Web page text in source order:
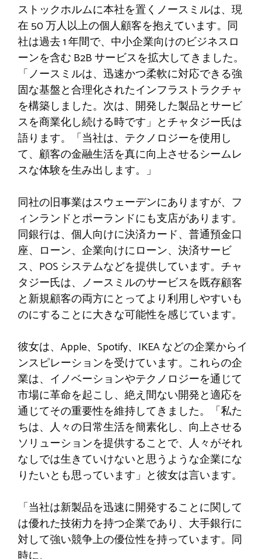
ストックホルムに本社を置くノースミルは、現
在 50 万人以上の個人顧客を抱えています。同
社は過去 1 年間で、中小企業向けのビジネスロ
ーンを含む B2B サービスを拡大してきました。
「ノースミルは、迅速かつ柔軟に対応できる強
固な基盤と合理化されたインフラストラクチャ
を構築しました。次は、開発した製品とサービ
スを商業化し続ける時です」とチャタジー氏は
語ります。「当社は、テクノロジーを使用し
て、顧客の金融生活を真に向上させるシームレ
スな体験を生み出します。」
同社の旧事業はスウェーデンにありますが、フ
ィンランドとポーランドにも支店があります。
同銀行は、個人向けに決済カード、普通預金口
座、ローン、企業向けにローン、決済サービ
ス、POS システムなどを提供しています。チャ
タジー氏は、ノースミルのサービスを既存顧客
と新規顧客の両方にとってより利用しやすいも
のにすることに大きな可能性を感じています。
彼女は、Apple、Spotify、IKEA などの企業からイ
ンスピレーションを受けています。これらの企
業は、イノベーションやテクノロジーを通じて
市場に革命を起こし、絶え間ない開発と適応を
通じてその重要性を維持してきました。「私た
ちは、人々の日常生活を簡素化し、向上させる
ソリューションを提供することで、人々がそれ
なしでは生きていけないと思うような企業にな
りたいとも思っています」と彼女は言います。
「当社は新製品を迅速に開発することに関して
は優れた技術力を持つ企業であり、大手銀行に
対して強い競争上の優位性を持っています。同